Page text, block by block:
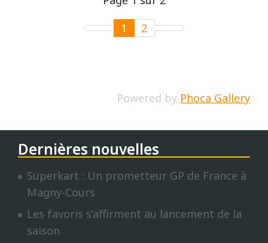
1
2
Powered by Phoca Gallery
Dernières nouvelles
Superkart : Un prometteur GP de France à
Magny-Cours
Les favoris s’affirment au lancement de la
saison